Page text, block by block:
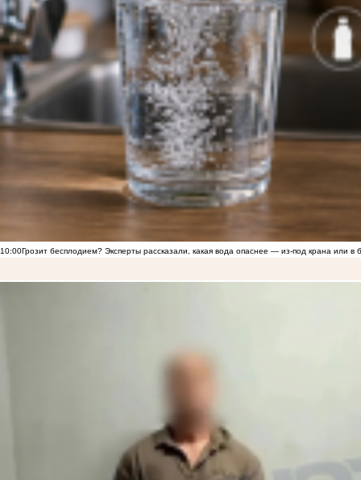
10:00Грозит бесплодием? Эксперты рассказали, какая вода опаснее — из-под крана или в